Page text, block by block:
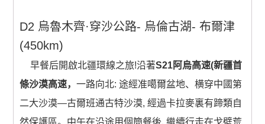
0 items $0.00
D2 烏魯木齊·穿沙公路- 烏倫古湖- 布爾津
(450km)
早餐后開啟北疆環線之旅!沿著S21阿烏高速(新疆首
條沙漠高速，一路向北: 途經准噶爾盆地、横穿中國第
二大沙漠—古爾班通古特沙漠, 經過卡拉麥裏有蹄類自
然保護區。中午在沿途用個簡餐後, 繼續行走在戈壁荒